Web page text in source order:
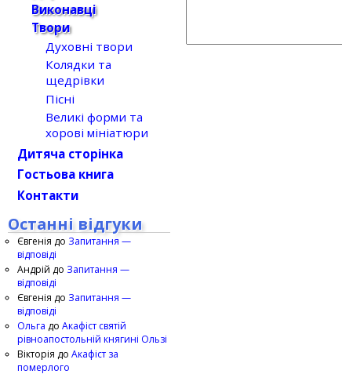
Виконавці
Твори
Духовні твори
Колядки та
щедрівки
Пісні
Великі форми та
хорові мініатюри
Дитяча сторінка
Гостьова книга
Контакти
Останні відгуки
Євгенія до Запитання —
відповіді
Андрій до Запитання —
відповіді
Євгенія до Запитання —
відповіді
Ольга до Акафіст святій
рівноапостольній княгині Ользі
Вікторія до Акафіст за
померлого